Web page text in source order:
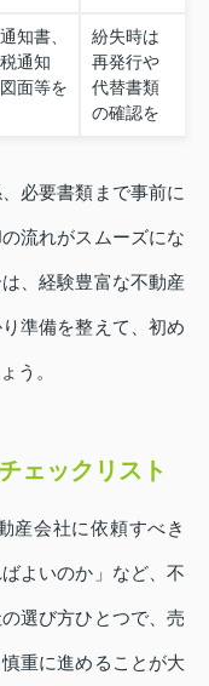
知書、
通知
面等を
紛失時は
再発行や
代替書類
の確認を
必要書類まで事前に
流れがスムーズにな
、経験豊富な不動産
準備を整えて、初め
う。
ェックリスト
産会社に依頼すべき
よいのか」など、不
選び方ひとつで、売
重に進めることが大